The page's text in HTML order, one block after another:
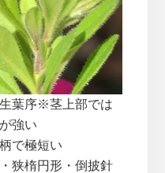
葉序※茎上部では
強い
で極短い
狭楕円形・倒披針